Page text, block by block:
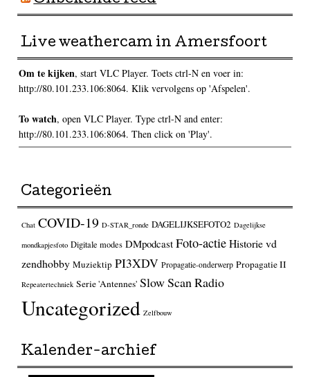
Live weathercam in Amersfoort
Om te kijken, start VLC Player. Toets ctrl-N en voer in:
http://80.101.233.106:8064. Klik vervolgens op 'Afspelen'.
To watch, open VLC Player. Type ctrl-N and enter:
http://80.101.233.106:8064. Then click on 'Play'.
Categorieën
Chat COVID-19 D-STAR_ronde DAGELIJKSEFOTO2 Dagelijkse
mondkapjesfoto Digitale modes DMpodcast Foto-actieHistorie vd
zendhobby Muziektip PI3XDV Propagatie-onderwerp Propagatie II
Repeatertechniek Serie 'Antennes' Slow Scan Radio
Uncategorized Zelfbouw
Kalender-archief